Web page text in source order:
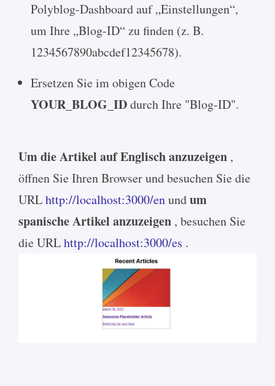
Polyblog-Dashboard auf „Einstellungen“,
um Ihre „Blog-ID“ zu finden (z. B.
1234567890abcdef12345678).
Ersetzen Sie im obigen Code
YOUR_BLOG_IDdurch Ihre "Blog-ID".
Um die Artikel auf Englisch anzuzeigen ,
öffnen Sie Ihren Browser und besuchen Sie die
URLhttp://localhost:3000/enundum
spanische Artikel anzuzeigen , besuchen Sie
die URLhttp://localhost:3000/es .